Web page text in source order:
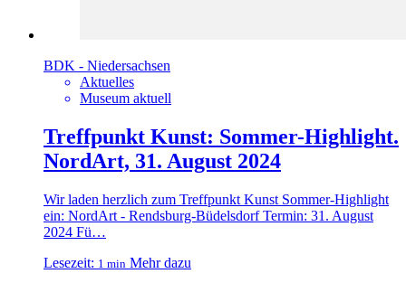
BDK - Niedersachsen
Aktuelles
Museum aktuell
Treffpunkt Kunst: Sommer-Highlight.
NordArt, 31. August 2024
Wir laden herzlich zum Treffpunkt Kunst Sommer-Highlight
ein: NordArt - Rendsburg-Büdelsdorf Termin: 31. August
2024 Fü…
Lesezeit: 1 min Mehr dazu